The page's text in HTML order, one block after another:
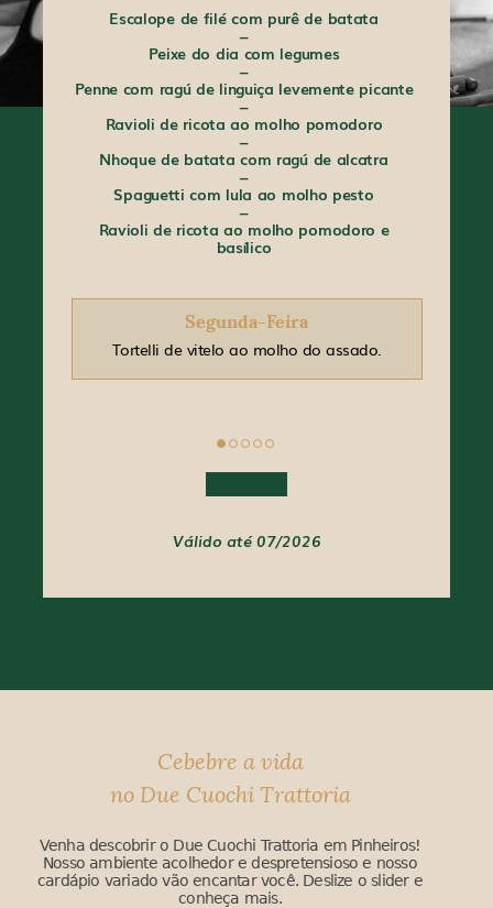
Escalope de filé com purê de batata
–
Peixe do dia com legumes
–
Penne com ragú de linguiça levemente picante
–
Ravioli de ricota ao molho pomodoro
–
Nhoque de batata com ragú de alcatra
–
Spaguetti com lula ao molho pesto
–
Ravioli de ricota ao molho pomodoro e
basílico
Segunda-Feira
Tortelli de vitelo ao molho do assado.
Válido até 07/2026
Cebebre a vida
no Due Cuochi Trattoria
Venha descobrir o Due Cuochi Trattoria em Pinheiros!
Nosso ambiente acolhedor e despretensioso e nosso
cardápio variado vão encantar você. Deslize o slider e
conheça mais.